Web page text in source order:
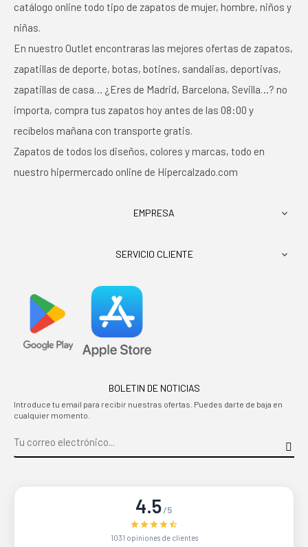
catálogo online todo tipo de zapatos de mujer, hombre, niños y
niñas.
En nuestro Outlet encontraras las mejores ofertas de zapatos,
zapatillas de deporte, botas, botines, sandalias, deportivas,
zapatillas de casa… ¿Eres de Madrid, Barcelona, Sevilla…? no
importa, compra tus zapatos hoy antes de las 08:00 y
recíbelos mañana con transporte gratis.
Zapatos de todos los diseños, colores y marcas, todo en
nuestro hipermercado online de Hipercalzado.com
EMPRESA 
SERVICIO CLIENTE 
BOLETIN DE NOTICIAS
Introduce tu email para recibir nuestras ofertas. Puedes darte de baja en
cualquier momento.
4.5/5
1031 opiniones de clientes